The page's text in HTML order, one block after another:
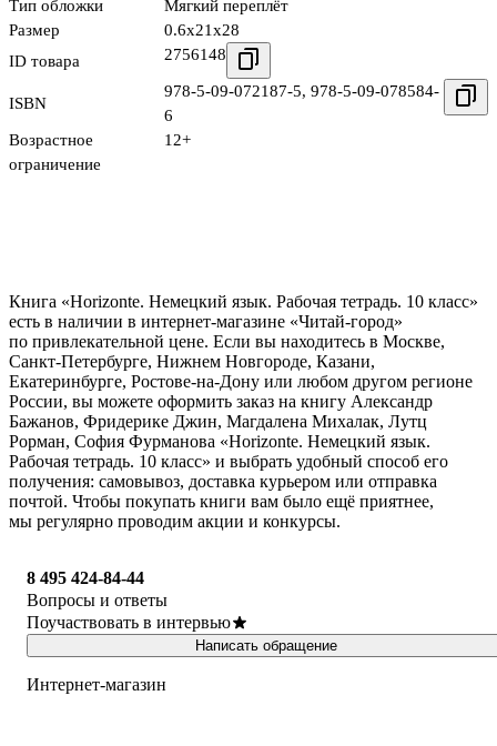
Тип обложки
Мягкий переплёт
Размер
0.6x21x28
ID товара
2756148
ISBN
978-5-09-072187-5, 978-5-09-078584-
6
Возрастное
ограничение
12+
Книга «Horizonte. Немецкий язык. Рабочая тетрадь. 10 класс»
есть в наличии в интернет-магазине «Читай-город»
по привлекательной цене. Если вы находитесь в Москве,
Санкт-Петербурге, Нижнем Новгороде, Казани,
Екатеринбурге, Ростове-на-Дону или любом другом регионе
России, вы можете оформить заказ на книгу Александр
Бажанов, Фридерике Джин, Магдалена Михалак, Лутц
Рорман, София Фурманова «Horizonte. Немецкий язык.
Рабочая тетрадь. 10 класс» и выбрать удобный способ его
получения: самовывоз, доставка курьером или отправка
почтой. Чтобы покупать книги вам было ещё приятнее,
мы регулярно проводим акции и конкурсы.
8 495 424-84-44
Вопросы и ответы
Поучаствовать в интервью
Написать обращение
Интернет-магазин